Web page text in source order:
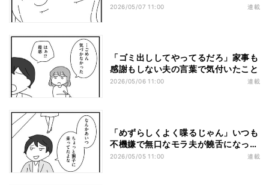
2026/05/07 11:00 連載
「ゴミ出ししてやってるだろ」家事も
感謝もしない夫の言葉で気付いたこと
2026/05/06 11:00 連載
「めずらしくよく喋るじゃん」いつも
不機嫌で無口なモラ夫が饒舌になった
理由とは?
2026/05/05 11:00 連載